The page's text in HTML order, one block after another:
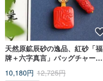
天然原鉱辰砂の逸品、紅砂「福
牌＋六字真言」バッグチャー
10,180円 12,725円